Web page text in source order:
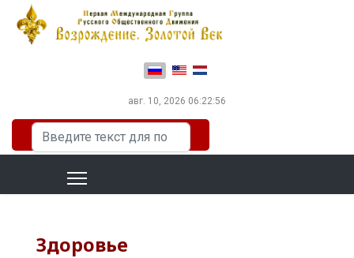
Выберите язык
авг. 10, 2026 06:22:57
Искать...
Здоровье